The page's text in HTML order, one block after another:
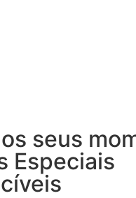
seus
Especiais